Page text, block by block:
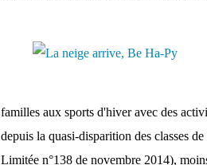
familles aux sports d'hiver avec des
depuis la quasi-disparition des classes
Limitée n°138 de novembre 2014),